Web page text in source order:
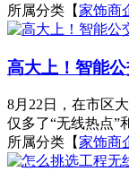
所属分类【家饰商
高大上！智能
8月22日，在市区
仅多了“无线热点”
所属分类【家饰商